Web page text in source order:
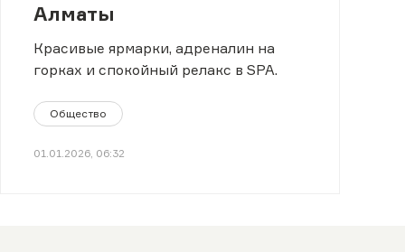
Алматы
Красивые ярмарки, адреналин на
горках и спокойный релакс в SPA.
Общество
01.01.2026, 06:32